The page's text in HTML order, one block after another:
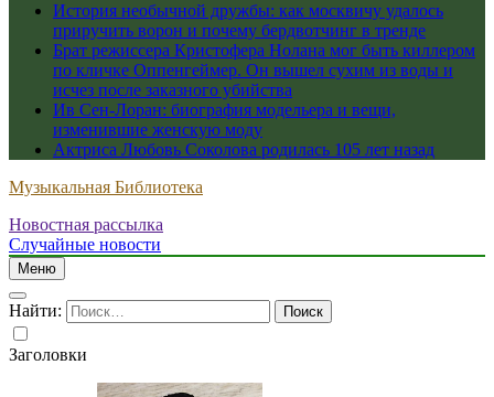
История необычной дружбы: как москвичу удалось
приручить ворон и почему бердвотчинг в тренде
Брат режиссера Кристофера Нолана мог быть киллером
по кличке Оппенгеймер. Он вышел сухим из воды и
исчез после заказного убийства
Ив Сен-Лоран: биография модельера и вещи,
изменившие женскую моду
Актриса Любовь Соколова родилась 105 лет назад
Музыкальная Библиотека
Новостная рассылка
Случайные новости
Меню
Найти:
Заголовки